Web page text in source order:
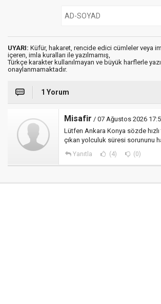
UYARI: Küfür, hakaret, rencide edici cümleler veya
içeren, imla kuralları ile yazılmamış,
Türkçe karakter kullanılmayan ve büyük harflerle
onaylanmamaktadır.
1 Yorum
Misafir / 07 Ağustos 2026
Lütfen Ankara Konya sözde
çıkan yolculuk süresi sorununu
Yanıtla (4) (0)